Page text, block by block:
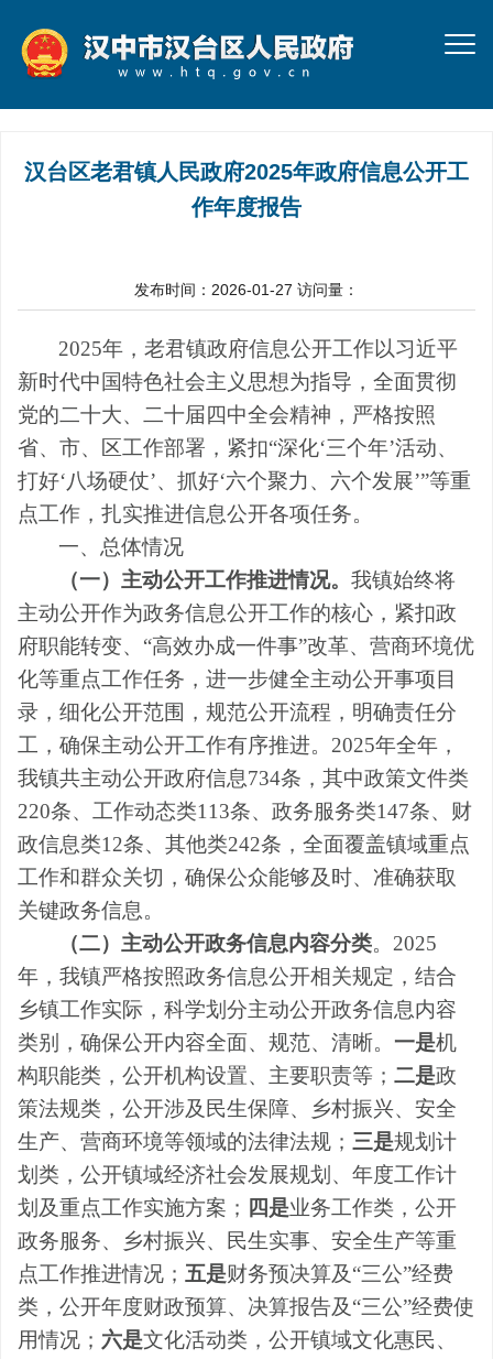
汉台区老君镇人民政府2025年政府信息公开工
作年度报告
发布时间：2026-01-27 访问量：
2025年，老君镇政府信息公开工作以习近平
新时代中国特色社会主义思想为指导，全面贯彻
党的二十大、二十届四中全会精神，严格按照
省、市、区工作部署，紧扣“深化‘三个年’活动、
打好‘八场硬仗’、抓好‘六个聚力、六个发展’”等重
点工作，扎实推进信息公开各项任务。
一、总体情况
（一）主动公开工作推进情况。我镇始终将
主动公开作为政务信息公开工作的核心，紧扣政
府职能转变、 “高效办成一件事”改革、营商环境优
化等重点工作任务，进一步健全主动公开事项目
录，细化公开范围，规范公开流程，明确责任分
工，确保主动公开工作有序推进。2025年全年，
我镇共主动公开政府信息734条，其中政策文件类
220条、工作动态类113条、政务服务类147条、财
政信息类12条、其他类242条，全面覆盖镇域重点
工作和群众关切，确保公众能够及时、准确获取
关键政务信息。​
（二）主动公开政务信息内容分类。 2025
年，我镇严格按照政务信息公开相关规定，结合
乡镇工作实际，科学划分主动公开政务信息内容
类别，确保公开内容全面、规范、清晰。 一是机
构职能类，公开机构设置、主要职责等； 二是政
策法规类，公开涉及民生保障、乡村振兴、安全
生产、营商环境等领域的法律法规； 三是规划计
划类，公开镇域经济社会发展规划、年度工作计
划及重点工作实施方案； 四是业务工作类，公开
政务服务、乡村振兴、民生实事、安全生产等重
点工作推进情况； 五是财务预决算及“三公”经费
类，公开年度财政预算、决算报告及“三公”经费使
用情况； 六是文化活动类，公开镇域文化惠民、